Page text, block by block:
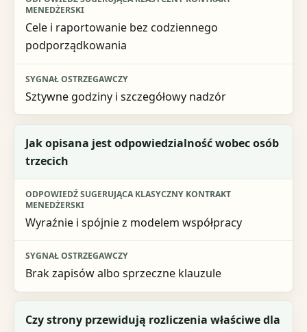
Cele i raportowanie bez codziennego
podporządkowania
Sztywne godziny i szczegółowy nadzór
Jak opisana jest odpowiedzialność wobec osób
trzecich
Wyraźnie i spójnie z modelem współpracy
Brak zapisów albo sprzeczne klauzule
Czy strony przewidują rozliczenia właściwe dla